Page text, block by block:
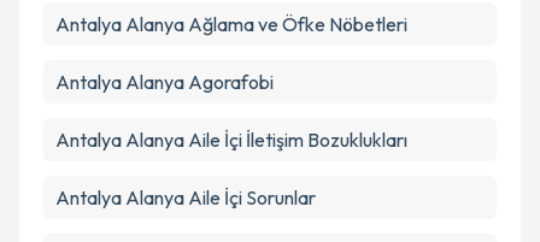
Antalya Alanya Ağlama ve Öfke Nöbetleri
Antalya Alanya Agorafobi
Antalya Alanya Aile İçi İletişim Bozuklukları
Antalya Alanya Aile İçi Sorunlar